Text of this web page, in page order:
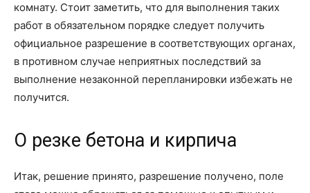
комнату. Стоит заметить, что для выполнения таких
работ в обязательном порядке следует получить
официальное разрешение в соответствующих органах,
в противном случае неприятных последствий за
выполнение незаконной перепланировки избежать не
получится.
О резке бетона и кирпича
Итак, решение принято, разрешение получено, поле